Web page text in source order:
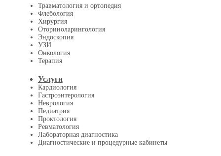
Травматология и ортопедия
Флебология
Хирургия
Оториноларингология
Эндоскопия
УЗИ
Онкология
Терапия
Услуги
Кардиология
Гастроэнтерология
Неврология
Педиатрия
Проктология
Ревматология
Лабораторная диагностика
Диагностические и процедурные кабинеты